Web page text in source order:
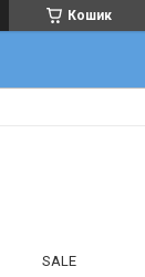
Кошик
SALE